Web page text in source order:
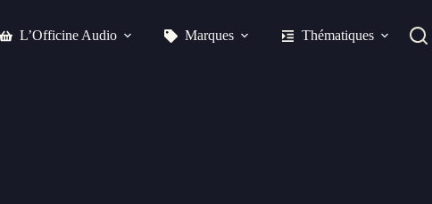
L’Officine Audio Marques Thématiques